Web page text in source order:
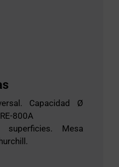
Capacidad Ø
800A
superficies. Mesa